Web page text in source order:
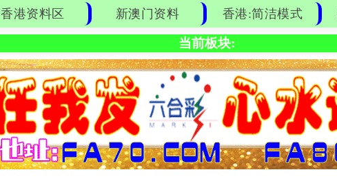
香港资料区 新澳门资料 香港:简洁模式
当前板块: